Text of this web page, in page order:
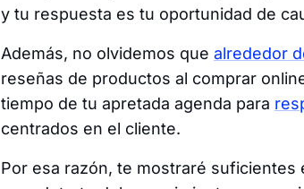
y tu respuesta es tu oportunidad de
Además, no olvidemos que alrededor
reseñas de productos al comprar
tiempo de tu apretada agenda para
centrados en el cliente.
Por esa razón, te mostraré